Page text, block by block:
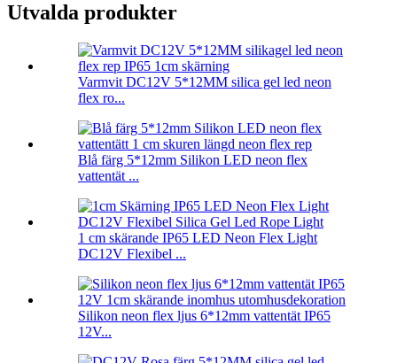
Utvalda produkter
Varmvit DC12V 5*12MM silica gel led neon
flex ro...
Blå färg 5*12mm Silikon LED neon flex
vattentät ...
1 cm skärande IP65 LED Neon Flex Light
DC12V Flexibel ...
Silikon neon flex ljus 6*12mm vattentät IP65
12V...